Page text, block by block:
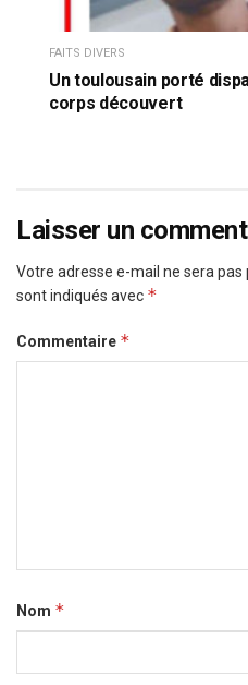
FAITS DIVERS
Un toulousain porté
corps découvert
Laisser un
Votre adresse e-mail ne sera pas
sont indiqués avec *
Commentaire *
Nom *